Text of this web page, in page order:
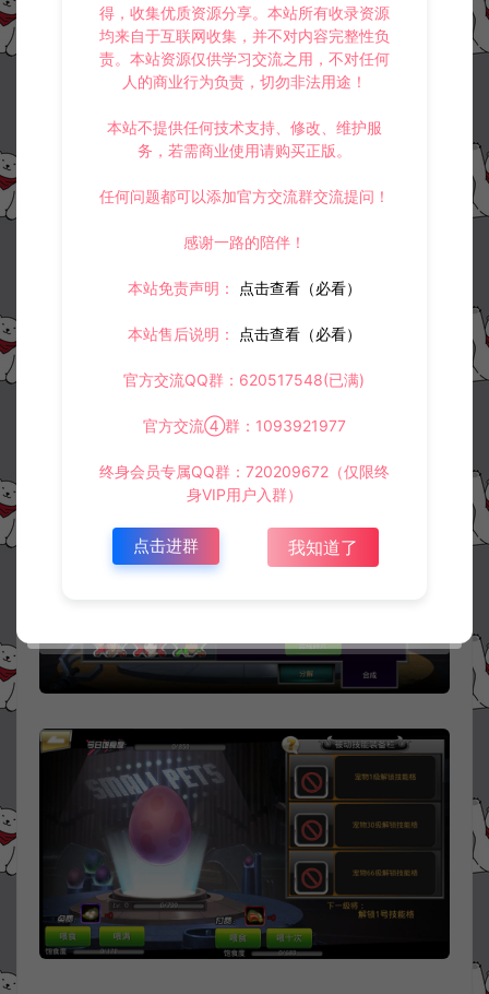
得，收集优质资源分享。本站所有收录资源
均来自于互联网收集，并不对内容完整性负
责。本站资源仅供学习交流之用，不对任何
人的商业行为负责，切勿非法用途！
本站不提供任何技术支持、修改、维护服
务，若需商业使用请购买正版。
任何问题都可以添加官方交流群交流提问！
感谢一路的陪伴！
本站免责声明： 点击查看（必看）
本站售后说明： 点击查看（必看）
官方交流QQ群：620517548(已满)
官方交流④群：1093921977
终身会员专属QQ群：720209672（仅限终
身VIP用户入群）
点击进群 我知道了